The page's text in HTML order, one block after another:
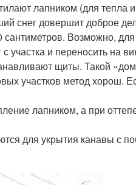
лапником (для тепла
снег довершит доброе
Возможно, для
участка и переносить на
щиты. Такой
участков метод хорош.
лапником, а при
для укрытия канавы с